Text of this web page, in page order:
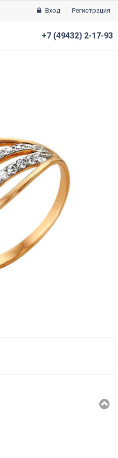
Вход Регистрация
+7 (49432) 2-17-93